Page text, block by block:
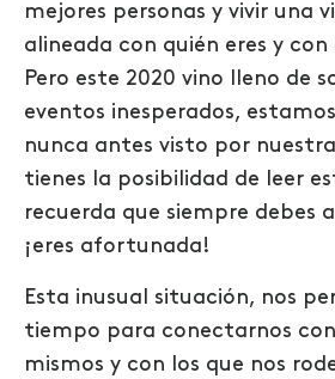
mejores personas y vivir una
alineada con quién eres y con
Pero este 2020 vino lleno de
eventos inesperados,
nunca antes visto por
tienes la posibilidad de leer
recuerda que siempre debes
¡eres afortunada!
Esta inusual situación, nos
tiempo para conectarnos
mismos y con los que nos